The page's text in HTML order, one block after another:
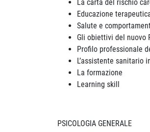
La carta del rischio
Educazione
Salute e
Gli obiettivi del nuovo
Profilo professionale
L’assistente sanitario
La formazione
Learning skill
PSICOLOGIA GENERALE